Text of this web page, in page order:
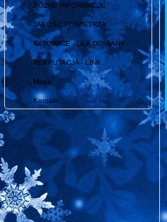
RÓŻNE INFORMACJE
JAKOŚĆ POWIETRZA
KATOWICE - DLA ODMIANY
REKRUTACJA - LINK
Mapa
Kontakt